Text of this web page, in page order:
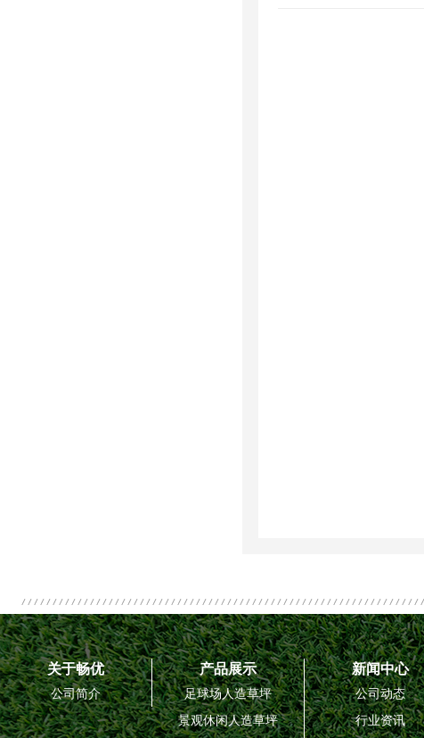
关于畅优
公司简介
产品展示
足球场人造草坪
景观休闲人造草坪
新闻中心
公司动态
行业资讯